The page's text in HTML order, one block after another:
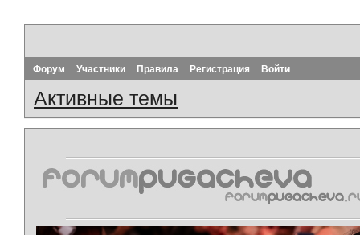
Форум Участники Правила Регистрация Войти
Активные темы